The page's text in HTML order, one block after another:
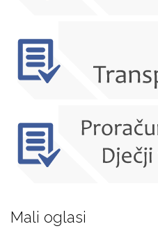
Mali oglasi